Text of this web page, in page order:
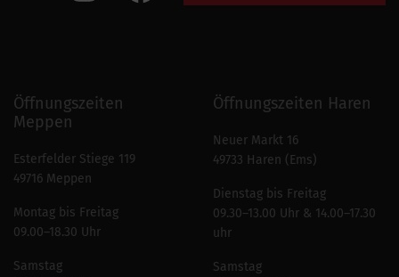
Öffnungszeiten
Meppen
Esterfelder Stiege 119
49716 Meppen
Montag bis Freitag
09.00–18.30 Uhr
Samstag
Öffnungszeiten Haren
Neuer Markt 16
49733 Haren (Ems)
Dienstag bis Freitag
09.30–13.00 Uhr & 14.00–17.30
uhr
Samstag